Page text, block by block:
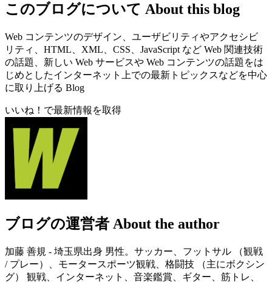
このブログについて About this blog
Web コンテンツのデザイン、ユーザビリティやアクセシビ
リティ、HTML、XML、CSS、JavaScript など Web 関連技術
の話題、新しい Web サービスや Web コンテンツの話題をは
じめとしたインターネット上での最新トピックスなどを中心
に取り上げる Blog
いいね！で最新情報を取得
ブログの運営者 About the author
加藤 善規 - 埼玉県出身 男性。サッカー、フットサル （観戦
/ プレー）、モータースポーツ観戦、格闘技 （主にボクシン
グ） 観戦、インターネット、音楽鑑賞、ギター、筋トレ、